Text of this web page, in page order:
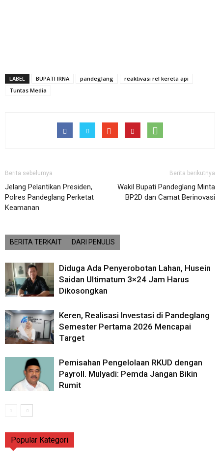
LABEL BUPATI IRNA pandeglang
reaktivasi rel kereta api
Tuntas Media
Berita sebelumya
Jelang Pelantikan Presiden,
Polres Pandeglang Perketat
Keamanan
Berita berikutnya
Wakil Bupati Pandeglang Minta
BP2D dan Camat Berinovasi
BERITA TERKAIT DARI PENULIS
Diduga Ada Penyerobotan Lahan, Husein
Saidan Ultimatum 3×24 Jam Harus
Dikosongkan
Keren, Realisasi Investasi di Pandeglang
Semester Pertama 2026 Mencapai
Target
Pemisahan Pengelolaan RKUD dengan
Payroll. Mulyadi: Pemda Jangan Bikin
Rumit
Popular Kategori